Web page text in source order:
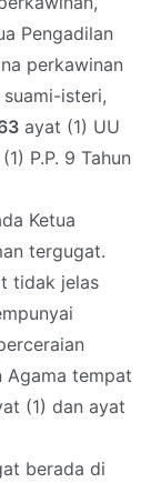
Pengadilan
perkawinan
isteri,
ayat (1) UU
P.P. 9 Tahun
Ketua
tergugat.
tidak jelas
Agama tempat
(1) dan ayat
berada di